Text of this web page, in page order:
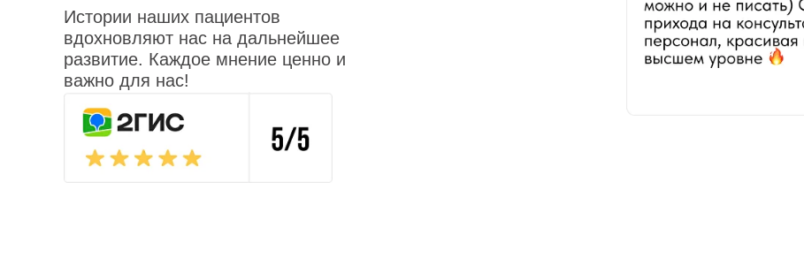
Истории наших пациентов
вдохновляют нас на дальнейшее
развитие. Каждое мнение ценно и
важно для нас!